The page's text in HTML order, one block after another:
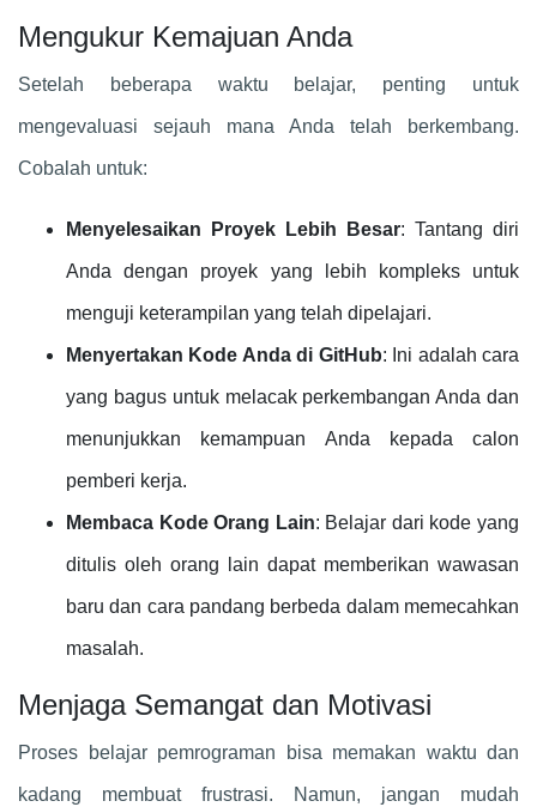
Mengukur Kemajuan Anda
Setelah beberapa waktu belajar, penting untuk
mengevaluasi sejauh mana Anda telah berkembang.
Cobalah untuk:
Menyelesaikan Proyek Lebih Besar: Tantang diri
Anda dengan proyek yang lebih kompleks untuk
menguji keterampilan yang telah dipelajari.
Menyertakan Kode Anda di GitHub: Ini adalah cara
yang bagus untuk melacak perkembangan Anda dan
menunjukkan kemampuan Anda kepada calon
pemberi kerja.
Membaca Kode Orang Lain: Belajar dari kode yang
ditulis oleh orang lain dapat memberikan wawasan
baru dan cara pandang berbeda dalam memecahkan
masalah.
Menjaga Semangat dan Motivasi
Proses belajar pemrograman bisa memakan waktu dan
kadang membuat frustrasi. Namun, jangan mudah